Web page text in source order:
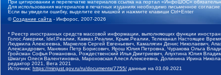
При цитировании и перепечатке материалов ссылка на портал «ИнфоШОС»
Для использования материалов в печатных изданиях необходимо письменное
Если вы увидели ошибку, выделите ее мышкой и нажмите клавиши Ctrl+Enter
©Создание сайта - Инфорос, 2007-2026
* Реестр иностранных средств массовой информации, выполняющих функции
Голос Америки, Idel.Реалии, Кавказ.Реалии, Крым.Реалии, Телеканал Настоящее
Людмила Алексеевна, Маркелов Сергей Евгеньевич, Камалягин Денис Николаевич,
Александрович, Маняхин Петр Борисович, Ярош Юлия Петровна, Чуракова Ольга
Гройсман Софья Романовна, Рождественский Илья Дмитриевич, Апухтина Юлия
Шмагун Олеся Валентиновна, Мароховская Алеся Алексеевна, Долинина Ирина
редактор 2021, Вега 2021
Источник: https://minjust.gov.ru/ru/documents/7755/ данные на 03.09.2021